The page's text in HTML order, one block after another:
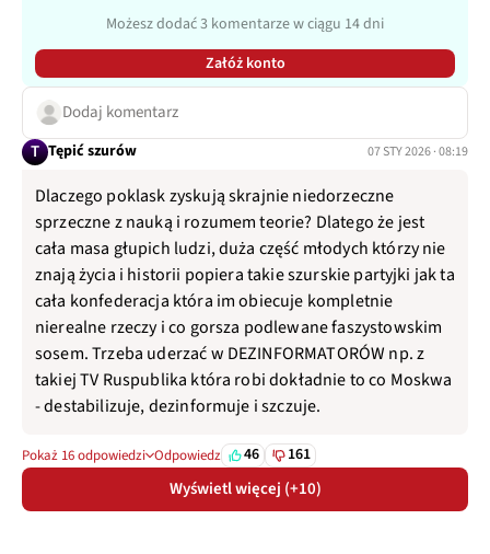
Możesz dodać 3 komentarze w ciągu 14 dni
Załóż konto
Dodaj komentarz
T Tępić szurów 07 STY 2026 · 08:19
Dlaczego poklask zyskują skrajnie niedorzeczne
sprzeczne z nauką i rozumem teorie? Dlatego że jest
cała masa głupich ludzi, duża część młodych którzy nie
znają życia i historii popiera takie szurskie partyjki jak ta
cała konfederacja która im obiecuje kompletnie
nierealne rzeczy i co gorsza podlewane faszystowskim
sosem. Trzeba uderzać w DEZINFORMATORÓW np. z
takiej TV Ruspublika która robi dokładnie to co Moskwa
- destabilizuje, dezinformuje i szczuje.
Pokaż 16 odpowiedzi Odpowiedz 46 161
Wyświetl więcej (+10)